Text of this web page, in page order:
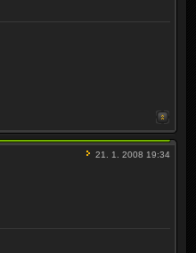
21. 1. 2008 19:34